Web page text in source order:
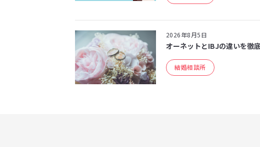
2026年8月5日
オーネットとIBJの違いを徹
結婚相談所